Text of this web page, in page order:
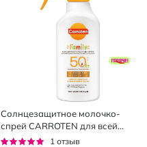
Солнцезащитное молочко-
спрей CARROTEN для всей
семьи SPF50, 270 мл
Рейтинг:
1 отзыв